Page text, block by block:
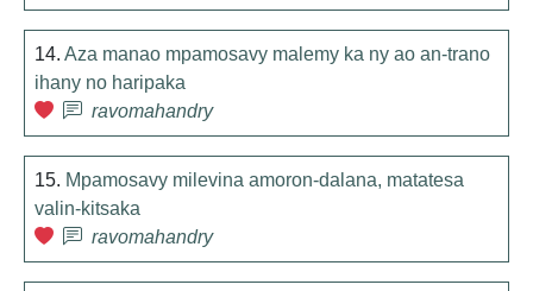
14. Aza manao mpamosavy malemy ka ny ao an-trano
ihany no haripaka
ravomahandry
15. Mpamosavy milevina amoron-dalana, matatesa
valin-kitsaka
ravomahandry